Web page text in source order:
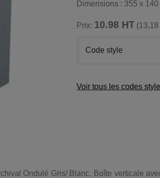
Dimensions : 355 x
Prix: 10.98 HT
Code style
Voir tous les codes style
Ondulé Gris/ Blanc. Boîte verticale